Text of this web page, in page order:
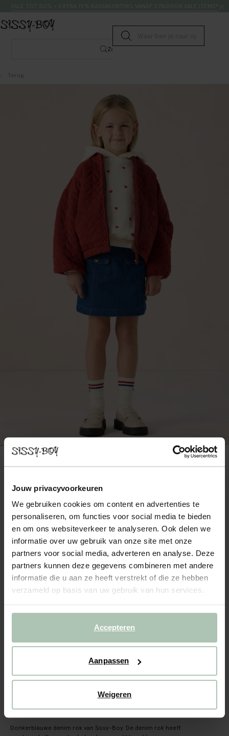
Jouw privacyvoorkeuren
We gebruiken cookies om content en advertenties te
personaliseren, om functies voor social media te bieden
en om ons websiteverkeer te analyseren. Ook delen we
informatie over uw gebruik van onze site met onze
partners voor social media, adverteren en analyse. Deze
partners kunnen deze gegevens combineren met andere
informatie die u aan ze heeft verstrekt of die ze hebben
verzameld op basis van uw gebruik van hun services.
Accepteren
Aanpassen
Weigeren
Submit search
Zoeken
Terug
Donkerblauwe denim rok
49.9929.99
Kies jouw maat
98-104 110-116 122-128 134-140 146-152
IN WINKELMAND
BEKIJK WINKELVOORRAAD
Snelle levering
OMSCHRIJVING
Donkerblauwe denim rok van Sissy-Boy. De denim rok heeft